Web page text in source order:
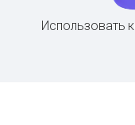
Использовать